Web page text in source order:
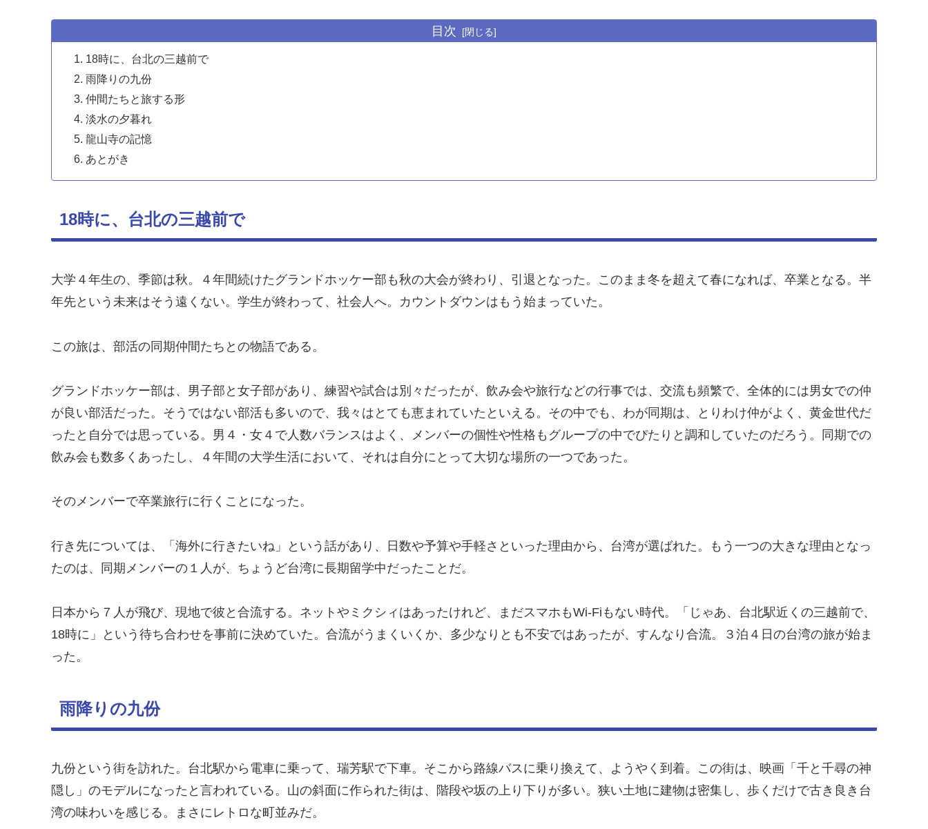
目次
18時に、台北の三越前で
雨降りの九份
仲間たちと旅する形
淡水の夕暮れ
龍山寺の記憶
あとがき
18時に、台北の三越前で
大学４年生の、季節は秋。４年間続けたグランドホッケー部も秋の大会が終わり、引退となった。このまま冬を超えて春になれば、卒業となる。半
年先という未来はそう遠くない。学生が終わって、社会人へ。カウントダウンはもう始まっていた。
この旅は、部活の同期仲間たちとの物語である。
グランドホッケー部は、男子部と女子部があり、練習や試合は別々だったが、飲み会や旅行などの行事では、交流も頻繁で、全体的には男女での仲
が良い部活だった。そうではない部活も多いので、我々はとても恵まれていたといえる。その中でも、わが同期は、とりわけ仲がよく、黄金世代だ
ったと自分では思っている。男４・女４で人数バランスはよく、メンバーの個性や性格もグループの中でぴたりと調和していたのだろう。同期での
飲み会も数多くあったし、４年間の大学生活において、それは自分にとって大切な場所の一つであった。
そのメンバーで卒業旅行に行くことになった。
行き先については、「海外に行きたいね」という話があり、日数や予算や手軽さといった理由から、台湾が選ばれた。もう一つの大きな理由となっ
たのは、同期メンバーの１人が、ちょうど台湾に長期留学中だったことだ。
日本から７人が飛び、現地で彼と合流する。ネットやミクシィはあったけれど、まだスマホもWi-Fiもない時代。「じゃあ、台北駅近くの三越前で、
18時に」という待ち合わせを事前に決めていた。合流がうまくいくか、多少なりとも不安ではあったが、すんなり合流。３泊４日の台湾の旅が始ま
った。
雨降りの九份
九份という街を訪れた。台北駅から電車に乗って、瑞芳駅で下車。そこから路線バスに乗り換えて、ようやく到着。この街は、映画「千と千尋の神
隠し」のモデルになったと言われている。山の斜面に作られた街は、階段や坂の上り下りが多い。狭い土地に建物は密集し、歩くだけで古き良き台
湾の味わいを感じる。まさにレトロな町並みだ。